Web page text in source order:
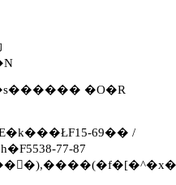
�O�R
69�� /
77-87